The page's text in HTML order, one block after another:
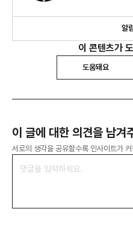
있습니다.
알
이 콘텐츠가
도움돼요
이 글에 대한 의견을 남겨
서로의 생각을 공유할수록 인사이트가